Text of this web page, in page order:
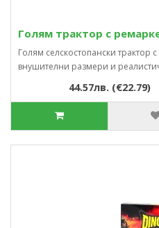
Голям трактор с ремарке
Голям селскостопански трактор
внушителни размери и
44.57лв. (€22.79)